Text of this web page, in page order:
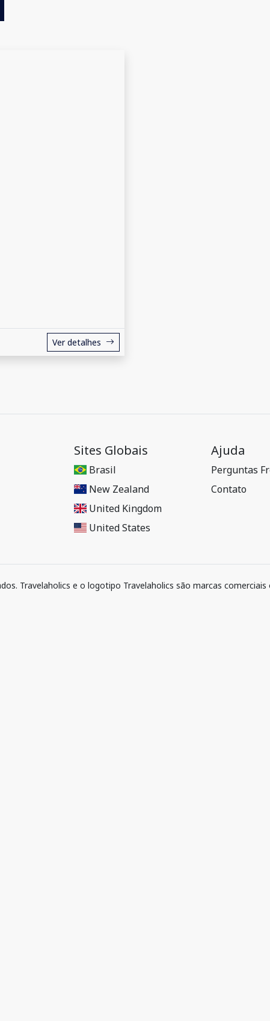
Ver detalhes
Sites Globais
Brasil
New Zealand
United Kingdom
United States
Ajuda
Perguntas
Contato
Travelaholics e o logotipo Travelaholics são marcas